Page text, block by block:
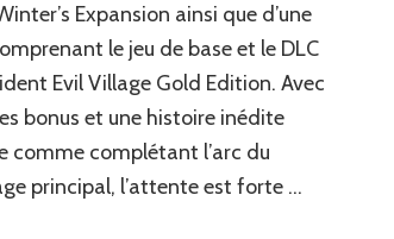
Village
–
Gold
Edition
Expansion ainsi que d’une
le jeu de base et le DLC
Evil Village Gold Edition. Avec
bonus et une histoire inédite
comme complétant l’arc du
principal, l’attente est forte …